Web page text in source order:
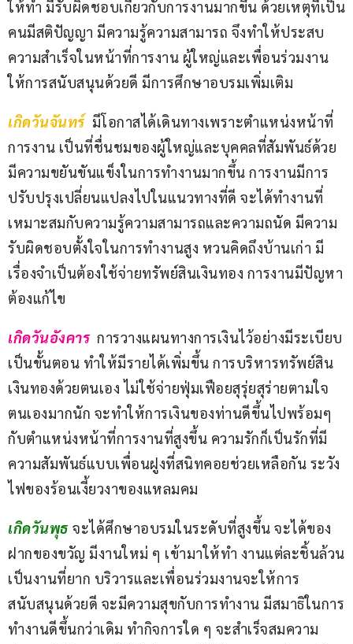
ให้ทำ มีรับผิดชอบเกี่ยวกับการงานมากขึ้น ด้วยเหตุที่เป็น
คนมีสติปัญญา มีความรู้ความสามารถ จึงทำให้ประสบ
ความสำเร็จในหน้าที่การงาน ผู้ใหญ่และเพื่อนร่วมงาน
ให้การสนับสนุนด้วยดี มีการศึกษาอบรมเพิ่มเติม
เกิดวันจันทร์ มีโอกาสได้เดินทางเพราะตำแหน่งหน้าที่
การงาน เป็นที่ชื่นชมของผู้ใหญ่และบุคคลที่สัมพันธ์ด้วย
มีความขยันขันแข็งในการทำงานมากขึ้น การงานมีการ
ปรับปรุงเปลี่ยนแปลงไปในแนวทางที่ดี จะได้ทำงานที่
เหมาะสมกับความรู้ความสามารถและความถนัด มีความ
รับผิดชอบตั้งใจในการทำงานสูง หวนคิดถึงบ้านเก่า มี
เรื่องจำเป็นต้องใช้จ่ายทรัพย์สินเงินทอง การงานมีปัญหา
ต้องแก้ไข
เกิดวันอังคาร การวางแผนทางการเงินไว้อย่างมีระเบียบ
เป็นขั้นตอน ทำให้มีรายได้เพิ่มขึ้น การบริหารทรัพย์สิน
เงินทองด้วยตนเอง ไม่ใช้จ่ายฟุ่มเฟือยสุรุ่ยสุร่ายตามใจ
ตนเองมากนัก จะทำให้การเงินของท่านดีขึ้นไปพร้อมๆ
กับตำแหน่งหน้าที่การงานที่สูงขึ้น ความรักก็เป็นรักที่มี
ความสัมพันธ์แบบเพื่อนฝูงที่สนิทคอยช่วยเหลือกัน ระวัง
ไฟของร้อนเงี้ยวงาของแหลมคม
เกิดวันพุธ จะได้ศึกษาอบรมในระดับที่สูงขึ้น จะได้ของ
ฝากของขวัญ มีงานใหม่ ๆ เข้ามาให้ทำ งานแต่ละชิ้นล้วน
เป็นงานที่ยาก บริวารและเพื่อนร่วมงานจะให้การ
สนับสนุนด้วยดี จะมีความสุขกับการทำงาน มีสมาธิในการ
ทำงานดีขึ้นกว่าเดิม ทำกิจการใด ๆ จะสำเร็จสมความ